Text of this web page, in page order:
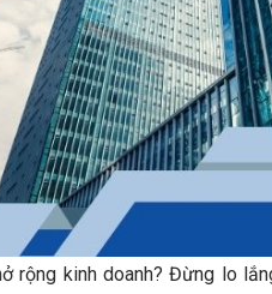
rộng kinh doanh? Đừng lo